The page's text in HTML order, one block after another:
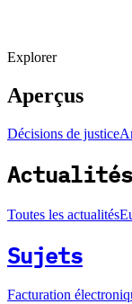
Explorer
Aperçus
Décisions de justice
Toutes les actualités
Sujets
Facturation